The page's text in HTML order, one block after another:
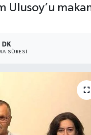
Ulusoy’u
DK
SÜRESI